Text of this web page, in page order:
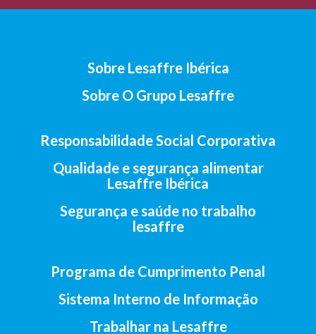
Sobre Lesaffre Ibérica
Sobre O Grupo Lesaffre
Responsabilidade Social Corporativa
Qualidade e segurança alimentar
Lesaffre Ibérica
Segurança e saúde no trabalho
lesaffre
Programa de Cumprimento Penal
Sistema Interno de Informação
Trabalhar na Lesaffre